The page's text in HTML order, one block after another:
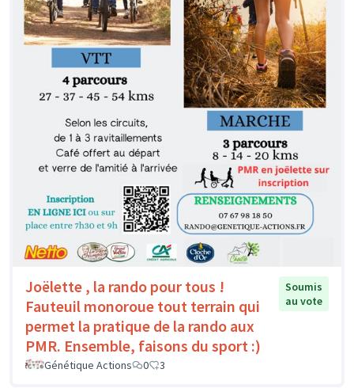
Joëlette , la rando pour tous !
Fauteuil monoroue tout terrain qui
permet la pratique de la rando aux
PMR. Ensemble, faisons du sport :)
Soumis
au vote
Génétique Actions 0 3